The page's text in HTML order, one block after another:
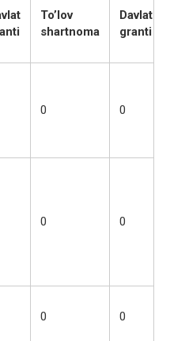
To’lov
shartnoma
Davlat
granti
0 0
0 0
0 0